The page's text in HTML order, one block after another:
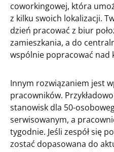
coworkingowej, która
z kilku swoich lokalizacji.
dzień pracować z biur
zamieszkania, a do
wspólnie popracować nad
Innym rozwiązaniem jest
pracowników.
stanowisk dla 50-
serwisowanym, a
tygodnie. Jeśli zespół się
zostać dopasowana do